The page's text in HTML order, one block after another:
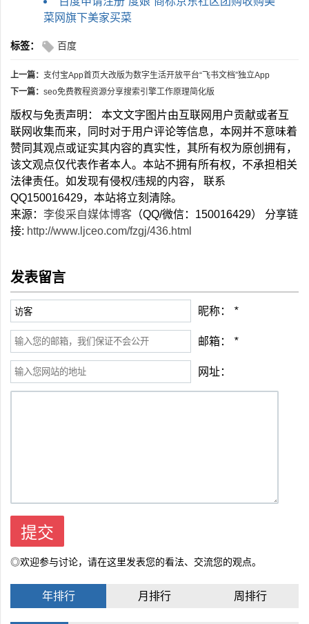
菜网旗下美家买菜
标签： 百度
上一篇： 支付宝App首页大改版为数字生活开放平台“飞书文档”独立App
下一篇： seo免费教程资源分享搜索引擎工作原理简化版
版权与免责声明： 本文文字图片由互联网用户贡献或者互
联网收集而来，同时对于用户评论等信息，本网并不意味着
赞同其观点或证实其内容的真实性，其所有权为原创拥有，
该文观点仅代表作者本人。本站不拥有所有权，不承担相关
法律责任。如发现有侵权/违规的内容， 联系
QQ150016429，本站将立刻清除。
来源： 李俊采自媒体博客 （QQ/微信：150016429） 分享链
接: http://www.ljceo.com/fzgj/436.html
发表留言
昵称： *
邮箱： *
网址：
◎欢迎参与讨论，请在这里发表您的看法、交流您的观点。
年排行 月排行 周排行